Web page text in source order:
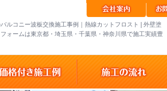
ルコニー波板交換施工事例｜熱線カットフロスト | 外壁塗
ォームは東京都・埼玉県・千葉県・神奈川県で施工実績豊